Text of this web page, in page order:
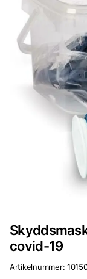
covid-19
Artikelnummer: